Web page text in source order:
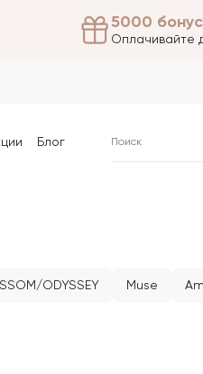
5000
Оплачивайте
Блог
ODYSSEY Muse